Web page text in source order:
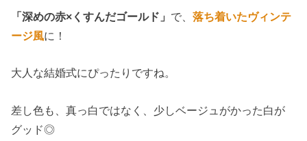
「深めの赤×くすんだゴールド」 で、落ち着いたヴィンテ
ージ風に！
大人な結婚式にぴったりですね。
差し色も、真っ白ではなく、少しベージュがかった白が
グッド◎